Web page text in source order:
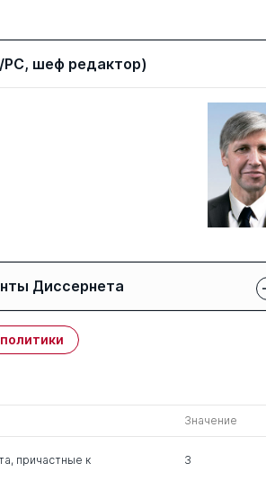
РС, шеф редактор)
Диссернета
Защиты членов РК:
свои
чужие
0 4
Значение
причастные к
3